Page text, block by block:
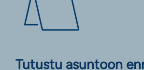
Tutustu asuntoon